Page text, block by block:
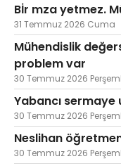
Bİr mza yetmez.
31 Temmuz 2026 Cuma
Mühendislik
problem var
30 Temmuz 2026
Yabancı sermaye
30 Temmuz 2026
Neslihan
30 Temmuz 2026